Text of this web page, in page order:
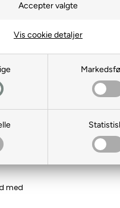
Vis cookie detaljer
»
II